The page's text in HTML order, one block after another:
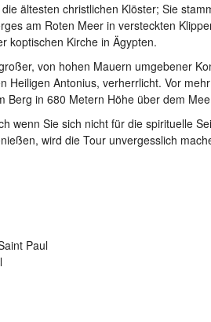
ältesten christlichen Klöster; Sie
am Roten Meer in versteckten
koptischen Kirche in Ägypten.
von hohen Mauern umgebener
Heiligen Antonius, verherrlicht. Vor
Berg in 680 Metern Höhe über dem
wenn Sie sich nicht für die spirituelle
wird die Tour unvergesslich
Paul